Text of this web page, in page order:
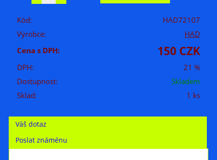
Kód:
HAD72107
Výrobce:
HAD
Cena s DPH:
150 CZK
DPH:
21 %
Dostupnost:
Skladem
Sklad:
1 ks
Váš dotaz
Poslat známénu